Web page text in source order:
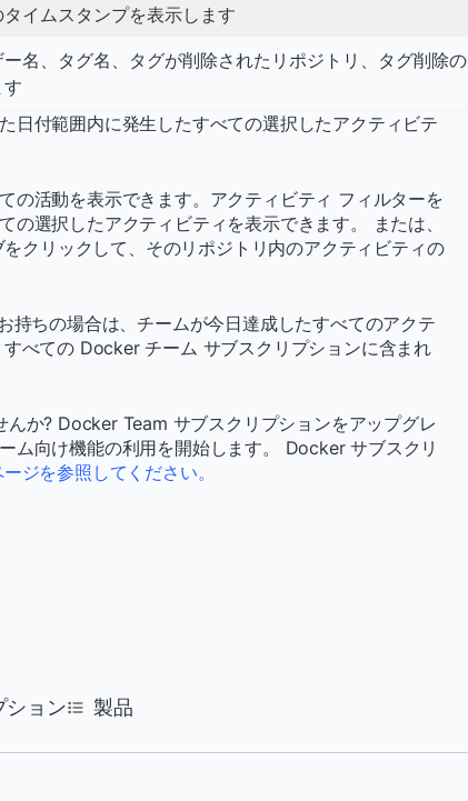
イムスタンプを表示します
名、タグ名、タグが削除されたリポジトリ、タグ削除の
日付範囲内に発生したすべての選択したアクティビテ
の活動を表示できます。アクティビティ フィルターを
選択したアクティビティを表示できます。 または、
クリックして、そのリポジトリ内のアクティビティの
ちの場合は、チームが今日達成したすべてのアクテ
べての Docker チーム サブスクリプションに含まれ
か? Docker Team サブスクリプションをアップグレ
ム向け機能の利用を開始します。 Docker サブスクリ
ジを参照してください。
ション 製品